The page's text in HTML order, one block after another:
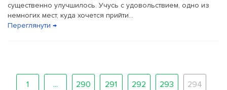
существенно улучшилось. Учусь с удовольствием, одно из
немногих мест, куда хочется прийти...
Переглянути →
1 ... 290 291 292 293 294